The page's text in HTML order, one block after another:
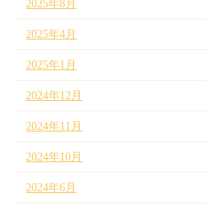
2025年8月
2025年4月
2025年1月
2024年12月
2024年11月
2024年10月
2024年6月